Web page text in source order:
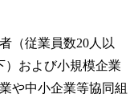
（従業員数20人以
）および小規模企業
や中小企業等協同組